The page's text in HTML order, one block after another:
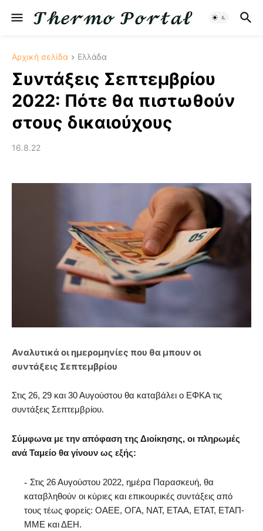
Αρχική σελίδα Ελλάδα
Συντάξεις Σεπτεμβρίου
2022: Πότε θα πιστωθούν
στους δικαιούχους
16.8.22
Αναλυτικά οι ημερομηνίες που θα μπουν οι
συντάξεις Σεπτεμβρίου
Στις 26, 29 και 30 Αυγούστου θα καταβάλει ο ΕΦΚΑ τις
συντάξεις Σεπτεμβρίου.
Σύμφωνα με την απόφαση της Διοίκησης, οι πληρωμές
ανά Ταμείο θα γίνουν ως εξής:
Στις 26 Αυγούστου 2022, ημέρα Παρασκευή, θα
καταβληθούν οι κύριες και επικουρικές συντάξεις από
τους τέως φορείς: ΟΑΕΕ, ΟΓΑ, ΝΑΤ, ΕΤΑΑ, ΕΤΑΤ, ΕΤΑΠ-
ΜΜΕ και ΔΕΗ.